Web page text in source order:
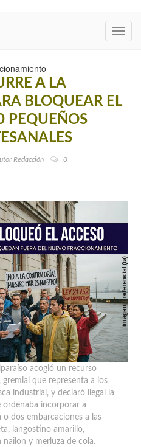
A LA
BLOQUEAR EL
PEQUEÑOS
Redacción
0
acogió un recurso
que representa a los
industrial, y declaró ilegal la
ordenaba incorporar a
o dos embarcaciones a las
langostino amarillo,
y merluza de cola.